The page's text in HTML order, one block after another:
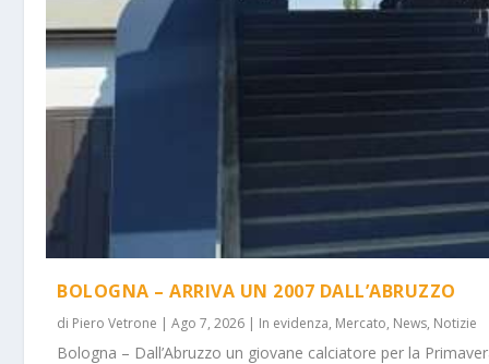
BOLOGNA – ARRIVA UN 2007 DALL’ABRUZZO
di Piero Vetrone |Ago 7, 2026 | In evidenza, Mercato, News, Notizie
Bologna – Dall’Abruzzo un giovane calciatore per la